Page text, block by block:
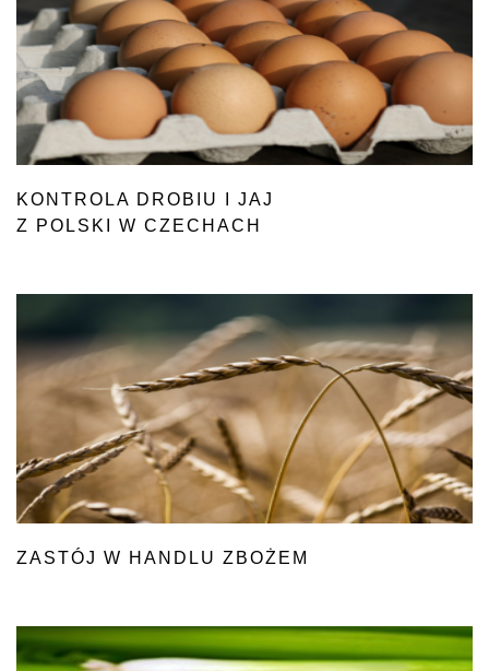
KONTROLA DROBIU I JAJ
Z POLSKI W CZECHACH
ZASTÓJ W HANDLU ZBOŻEM